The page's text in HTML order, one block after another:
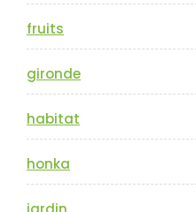
fruits
gironde
habitat
honka